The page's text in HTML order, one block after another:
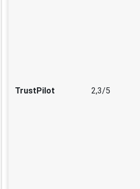
TrustPilot 2,3/5